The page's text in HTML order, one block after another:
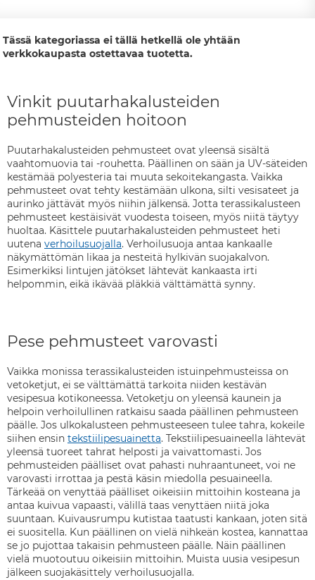
Tässä kategoriassa ei tällä hetkellä ole yhtään
verkkokaupasta ostettavaa tuotetta.
Vinkit puutarhakalusteiden
pehmusteiden hoitoon
Puutarhakalusteiden pehmusteet ovat yleensä sisältä
vaahtomuovia tai -rouhetta. Päällinen on sään ja UV-säteiden
kestämää polyesteria tai muuta sekoitekangasta. Vaikka
pehmusteet ovat tehty kestämään ulkona, silti vesisateet ja
aurinko jättävät myös niihin jälkensä. Jotta terassikalusteen
pehmusteet kestäisivät vuodesta toiseen, myös niitä täytyy
huoltaa. Käsittele puutarhakalusteiden pehmusteet heti
uutena verhoilusuojalla. Verhoilusuoja antaa kankaalle
näkymättömän likaa ja nesteitä hylkivän suojakalvon.
Esimerkiksi lintujen jätökset lähtevät kankaasta irti
helpommin, eikä ikävää pläkkiä välttämättä synny.
Pese pehmusteet varovasti
Vaikka monissa terassikalusteiden istuinpehmusteissa on
vetoketjut, ei se välttämättä tarkoita niiden kestävän
vesipesua kotikoneessa. Vetoketju on yleensä kaunein ja
helpoin verhoilullinen ratkaisu saada päällinen pehmusteen
päälle. Jos ulkokalusteen pehmusteeseen tulee tahra, kokeile
siihen ensin tekstiilipesuainetta. Tekstiilipesuaineella lähtevät
yleensä tuoreet tahrat helposti ja vaivattomasti. Jos
pehmusteiden päälliset ovat pahasti nuhraantuneet, voi ne
varovasti irrottaa ja pestä käsin miedolla pesuaineella.
Tärkeää on venyttää päälliset oikeisiin mittoihin kosteana ja
antaa kuivua vapaasti, välillä taas venyttäen niitä joka
suuntaan. Kuivausrumpu kutistaa taatusti kankaan, joten sitä
ei suositella. Kun päällinen on vielä nihkeän kostea, kannattaa
se jo pujottaa takaisin pehmusteen päälle. Näin päällinen
vielä muotoutuu oikeisiin mittoihin. Muista uusia vesipesun
jälkeen suojakäsittely verhoilusuojalla.